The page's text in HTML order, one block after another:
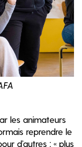
les animateurs
reprendre le
d’autres : « plus